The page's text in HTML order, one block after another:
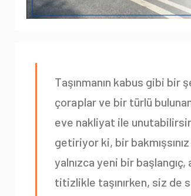
Taşınmanın kabus gibi bir
çoraplar ve bir türlü
eve nakliyat ile
getiriyor ki, bir
yalnızca yeni bir
titizlikle taşınırken, siz de